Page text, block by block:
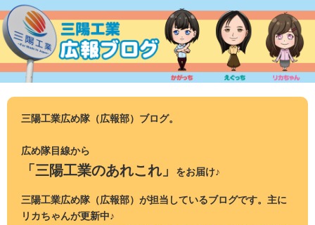
ン
テ
ツ
三陽工業広め隊（広報部）ブログ。
広め隊目線から
「三陽工業のあれこれ」 をお届け♪
三陽工業広め隊（広報部）が担当しているブログです。主に
リカちゃんが更新中♪